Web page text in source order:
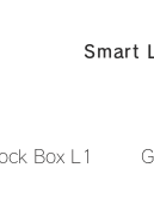
Smart
Box L1